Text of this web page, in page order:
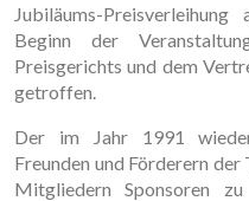
Jubiläums-
Beginn der
Preisgerichts und dem
getroffen.
Der im Jahr 1991
Freunden und Förderern
Mitgliedern Sponsoren